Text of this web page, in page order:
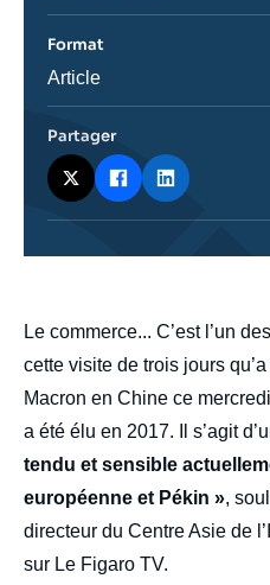
body
Le commerce... C’est l’un
cette visite de trois jours
Macron en Chine ce
a été élu en 2017. Il s’agit
tendu et sensible
européenne et Pékin »,
directeur du Centre Asie de
sur Le Figaro TV.
Format
Catégorie
Article
Partager